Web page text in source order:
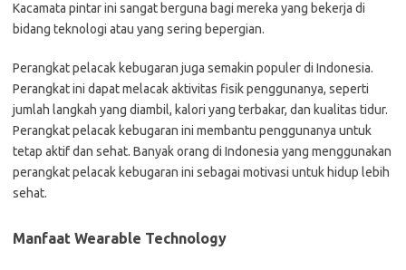
Kacamata pintar ini sangat berguna bagi mereka yang bekerja di
bidang teknologi atau yang sering bepergian.
Perangkat pelacak kebugaran juga semakin populer di Indonesia.
Perangkat ini dapat melacak aktivitas fisik penggunanya, seperti
jumlah langkah yang diambil, kalori yang terbakar, dan kualitas tidur.
Perangkat pelacak kebugaran ini membantu penggunanya untuk
tetap aktif dan sehat. Banyak orang di Indonesia yang menggunakan
perangkat pelacak kebugaran ini sebagai motivasi untuk hidup lebih
sehat.
Manfaat Wearable Technology